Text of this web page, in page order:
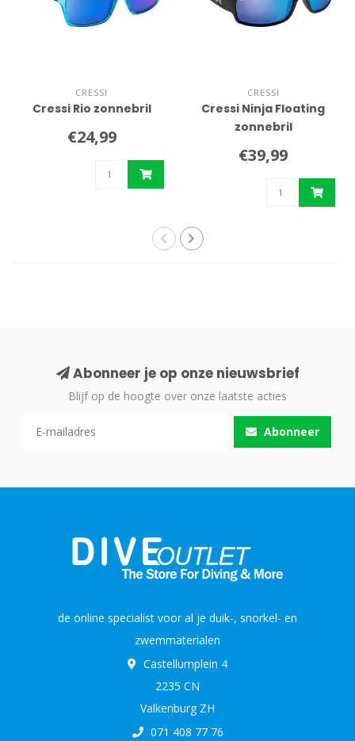
CRESSI
Cressi Rio zonnebril
€24,99
CRESSI
Cressi Ninja Floating
zonnebril
€39,99
Abonneer je op onze nieuwsbrief
Blijf op de hoogte over onze laatste acties
Abonneer
de online specialist voor al je duik-, snorkel- en
zwemmaterialen
Castellumplein 4
2235 CN
Valkenburg ZH
071 408 77 76